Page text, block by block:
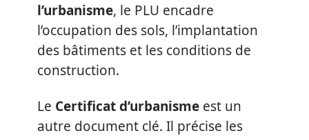
l’urbanisme, le PLU encadre
l’occupation des sols, l’implantation
des bâtiments et les conditions de
construction.
Le Certificat d’urbanisme est un
autre document clé. Il précise les